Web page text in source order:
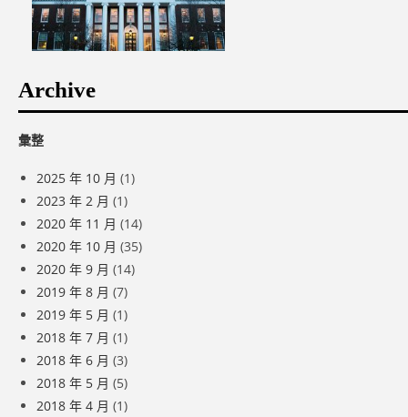
Archive
彙整
2025 年 10 月 (1)
2023 年 2 月 (1)
2020 年 11 月 (14)
2020 年 10 月 (35)
2020 年 9 月 (14)
2019 年 8 月 (7)
2019 年 5 月 (1)
2018 年 7 月 (1)
2018 年 6 月 (3)
2018 年 5 月 (5)
2018 年 4 月 (1)